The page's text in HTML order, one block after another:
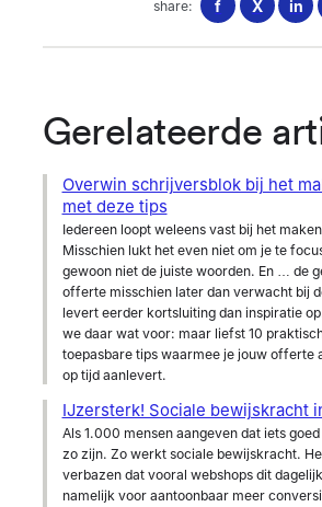
share: f X in
Gerelateerde
Overwin schrijversblok bij het
met deze tips
Iedereen loopt weleens vast bij het
Misschien lukt het even niet om je te
gewoon niet de juiste woorden. En … de
offerte misschien later dan verwacht bij
levert eerder kortsluiting dan inspiratie
we daar wat voor: maar liefst 10
toepasbare tips waarmee je jouw offerte
op tijd aanlevert.
IJzersterk! Sociale bewijskracht
Als 1.000 mensen aangeven dat iets
zo zijn. Zo werkt sociale bewijskracht.
verbazen dat vooral webshops dit
namelijk voor aantoonbaar meer